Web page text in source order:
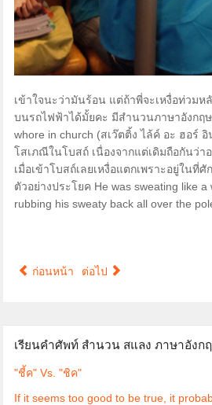
เข้าใจนะว่ามันร้อน แต่ถ้าพี่จะเหงื่อท่วมห
บนรถไฟฟ้าได้มั้ยคะ มีสำนวนภาษาอังกฤษ
whore in church (สเว๊ตติ้ง ไล้ค์ อะ ฮอร์
โสเภณีในโบสถ์ เนื่องจากแต่เดิมถือกันว่
เมื่อเข้าโบสถ์เลยเหงื่อแตกเพราะอยู่ใน
ตัวอย่างประโยค He was sweating like a
rubbing his sweaty back all over the
ก่อนหน้า ต่อไป
เรียนคำศัพท์ สำนวน สแลง ภาษาอังก
"ชี้ค" Vs. "ชิค"
If it seems too good to be true, it